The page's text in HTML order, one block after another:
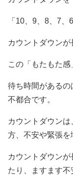
「10、9、8、7
カウントダウンが
この「もたもた感
待ち時間がある
不都合です。
カウントダウン
方、不安や緊張を
カウントダウン
たり、ますます